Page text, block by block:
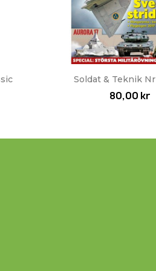
Snabbvy
Soldat & Teknik
80,00 kr